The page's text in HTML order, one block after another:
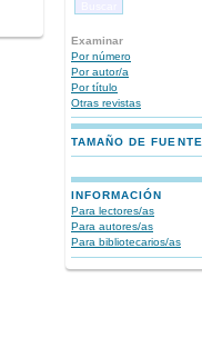
Examinar
Por número
Por autor/a
Por título
Otras revistas
TAMAÑO DE FUENTE
INFORMACIÓN
Para lectores/as
Para autores/as
Para bibliotecarios/as